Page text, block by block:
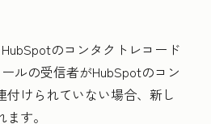
のコンタクトレコード
ルの受信者がHubSpotのコン
付けられていない場合、新し
す。